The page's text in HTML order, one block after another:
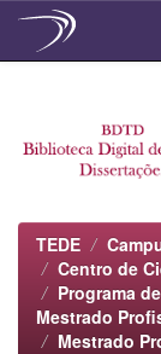
TEDE
Centro de
Programa
Mestrado
Mestrado